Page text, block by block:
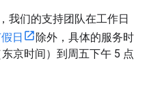
我们的支持团队在工作日
日
除外，具体的服务时
京时间）到周五下午 5 点